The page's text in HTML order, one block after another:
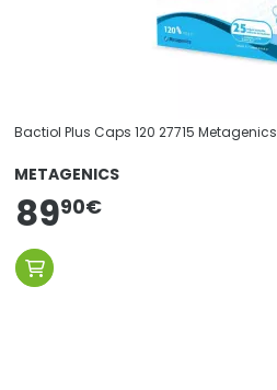
Bactiol Plus Caps 120 27715 Metagenics
METAGENICS
8990€